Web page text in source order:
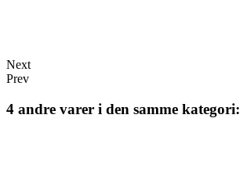
Next
Prev
4 andre varer i den samme kategori: